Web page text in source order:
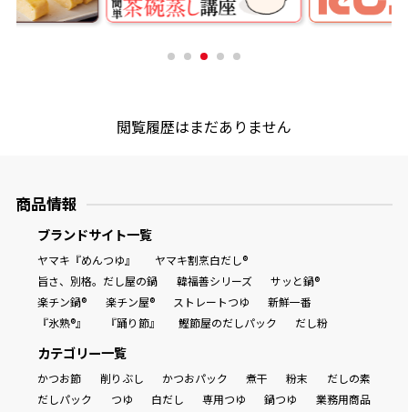
閲覧履歴はまだありません
商品情報
ブランドサイト一覧
ヤマキ『めんつゆ』
ヤマキ割烹白だし®
旨さ、別格。だし屋の鍋
韓福善シリーズ
サッと鍋®
楽チン鍋®
楽チン屋® ストレートつゆ
新鮮一番
『氷熟®』
『踊り節』 鰹節屋のだしパック だし粉
カテゴリー一覧
かつお節 削りぶし かつおパック 煮干 粉末
だしの素
だしパック
つゆ 白だし 専用つゆ 鍋つゆ 業務用商品